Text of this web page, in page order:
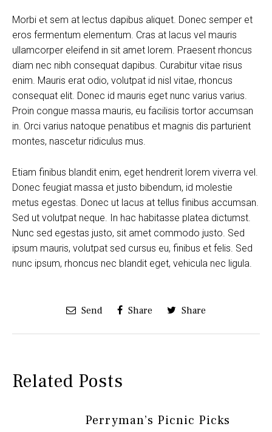
Morbi et sem at lectus dapibus aliquet. Donec semper et
eros fermentum elementum. Cras at lacus vel mauris
ullamcorper eleifend in sit amet lorem. Praesent rhoncus
diam nec nibh consequat dapibus. Curabitur vitae risus
enim. Mauris erat odio, volutpat id nisl vitae, rhoncus
consequat elit. Donec id mauris eget nunc varius varius.
Proin congue massa mauris, eu facilisis tortor accumsan
in. Orci varius natoque penatibus et magnis dis parturient
montes, nascetur ridiculus mus.
Etiam finibus blandit enim, eget hendrerit lorem viverra vel.
Donec feugiat massa et justo bibendum, id molestie
metus egestas. Donec ut lacus at tellus finibus accumsan.
Sed ut volutpat neque. In hac habitasse platea dictumst.
Nunc sed egestas justo, sit amet commodo justo. Sed
ipsum mauris, volutpat sed cursus eu, finibus et felis. Sed
nunc ipsum, rhoncus nec blandit eget, vehicula nec ligula.
Send Share Share
Related Posts
Perryman’s Picnic Picks